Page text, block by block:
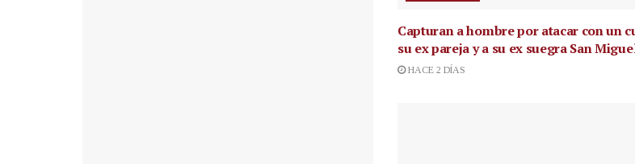
Capturan a hombre por atacar con un
su ex pareja y a su ex suegra San
HACE 2 DÍAS